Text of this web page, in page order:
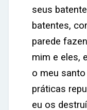
seus
batentes,
parede
mim e eles,
o meu
práticas
eu os